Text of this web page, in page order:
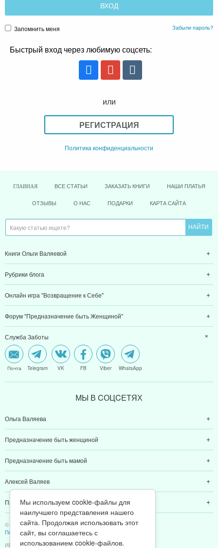
Запомнить меня Забыли пароль?
Быстрый вход через любимую соцсеть:
или
РЕГИСТРАЦИЯ
Политика конфиденциальности
ГЛАВНАЯ ВСЕ СТАТЬИ ЗАКАЗАТЬ КНИГИ НАШИ ПЛАТЬЯ
ОТЗЫВЫ О НАС ПОДАРКИ КАРТА САЙТА
Книги Ольги Валяевой
Рубрики блога
Онлайн игра "Возвращение к Себе"
Форум "Предназначение быть Женщиной"
Служба Заботы
Почта Telegram VK FB Viber WhatsApp
МЫ В CОЦCЕТЯХ
Ольга Валяева
Предназначение быть женщиной
Предназначение быть мамой
Алексей Валяев
Предназначение быть папой
© 2011-2026 Предназначение быть Женщиной
Политика конфиденциальности
ИП Валяев А. В. | ИНН 380111808709
Мы используем cookie-файлы для
наилучшего представления нашего
сайта. Продолжая использовать этот
сайт, вы соглашаетесь с
использованием cookie-файлов.